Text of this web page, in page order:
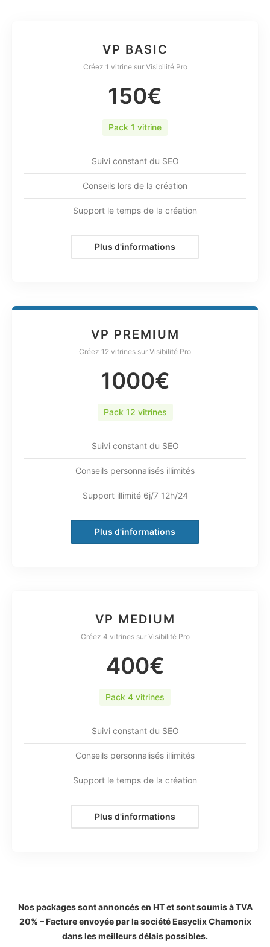
VP BASIC
Créez 1 vitrine sur Visibilité Pro
150€
Pack 1 vitrine
Suivi constant du SEO
Conseils lors de la création
Support le temps de la création
Plus d'informations
VP PREMIUM
Créez 12 vitrines sur Visibilité Pro
1000€
Pack 12 vitrines
Suivi constant du SEO
Conseils personnalisés illimités
Support illimité 6j/7 12h/24
Plus d'informations
VP MEDIUM
Créez 4 vitrines sur Visibilité Pro
400€
Pack 4 vitrines
Suivi constant du SEO
Conseils personnalisés illimités
Support le temps de la création
Plus d'informations
Nos packages sont annoncés en HT et sont soumis à TVA
20% – Facture envoyée par la société Easyclix Chamonix
dans les meilleurs délais possibles.